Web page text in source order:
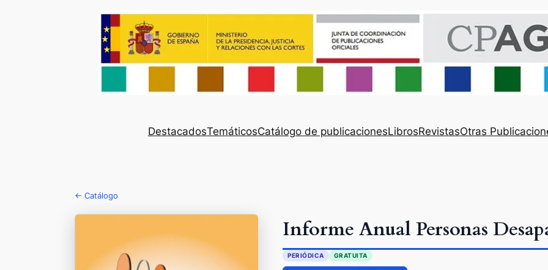
DestacadosTemáticosCatálogo de publicacionesLibrosRevistasOtras
← Catálogo
Informe Anual Personas
PERIÓDICA GRATUITA